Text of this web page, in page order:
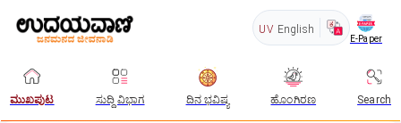
UV English
E-Paper
ಮುಖಪುಟ ಸುದ್ದಿ ವಿಭಾಗ ದಿನ ಭವಿಷ್ಯ ಹೊಂಗಿರಣ Search